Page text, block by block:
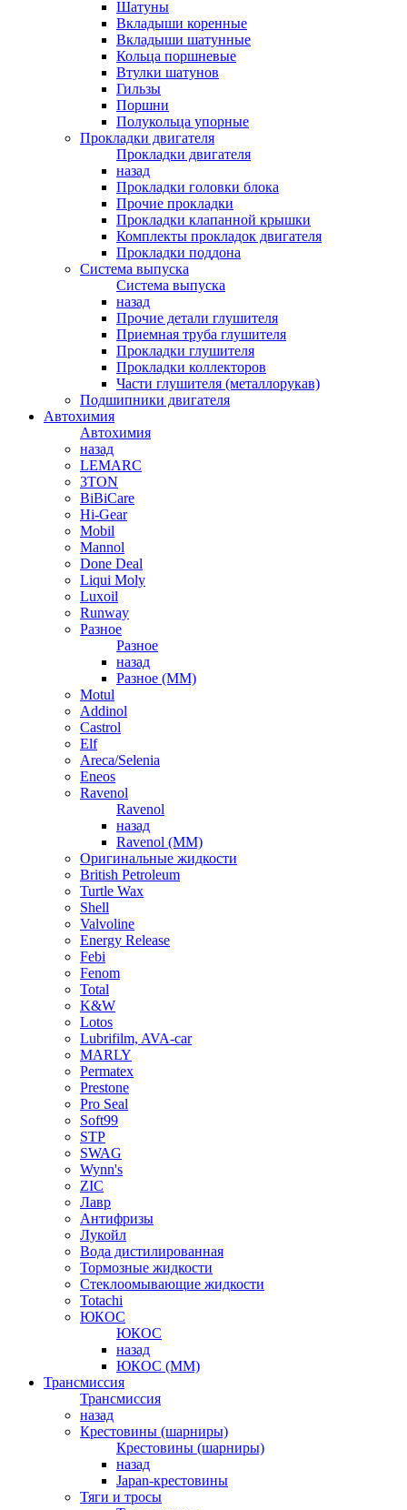
Шатуны
Вкладыши коренные
Вкладыши шатунные
Кольца поршневые
Втулки шатунов
Гильзы
Поршни
Полукольца упорные
Прокладки двигателя
Прокладки двигателя
назад
Прокладки головки блока
Прочие прокладки
Прокладки клапанной крышки
Комплекты прокладок двигателя
Прокладки поддона
Система выпуска
Система выпуска
назад
Прочие детали глушителя
Приемная труба глушителя
Прокладки глушителя
Прокладки коллекторов
Части глушителя (металлорукав)
Подшипники двигателя
Автохимия
Автохимия
назад
LEMARC
3TON
BiBiCare
Hi-Gear
Mobil
Mannol
Done Deal
Liqui Moly
Luxoil
Runway
Разное
Разное
назад
Разное (ММ)
Motul
Addinol
Castrol
Elf
Areca/Selenia
Eneos
Ravenol
Ravenol
назад
Ravenol (ММ)
Оригинальные жидкости
British Petroleum
Turtle Wax
Shell
Valvoline
Energy Release
Febi
Fenom
Total
K&W
Lotos
Lubrifilm, AVA-car
MARLY
Permatex
Prestone
Pro Seal
Soft99
STP
SWAG
Wynn's
ZIC
Лавр
Антифризы
Лукойл
Вода дистилированная
Тормозные жидкости
Стеклоомывающие жидкости
Totachi
ЮКОС
ЮКОС
назад
ЮКОС (ММ)
Трансмиссия
Трансмиссия
назад
Крестовины (шарниры)
Крестовины (шарниры)
назад
Japan-крестовины
Тяги и тросы